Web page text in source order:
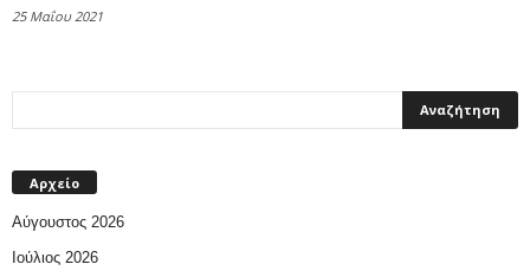
25 Μαΐου 2021
Αρχείο
Αύγουστος 2026
Ιούλιος 2026